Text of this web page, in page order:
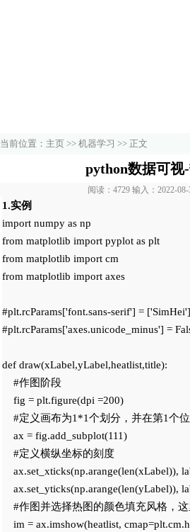
当前位置： 主页 >> 机器学习 >> 正文
python数据可视
阅读：4729 输入：2022-08-
1.实例
import numpy as np
from matplotlib import pyplot as plt
from matplotlib import cm
from matplotlib import axes
#plt.rcParams['font.sans-serif'] =
#plt.rcParams['axes.unicode_minus'] =
def draw(xLabel,yLabel,heatlist,title):
    #作图阶段
    fig = plt.figure(dpi =200)
#定义画布为1*1个划分，并在第1个
    ax = fig.add_subplot(111)
    #定义横纵坐标的刻度
ax.set_xticks(np.arange(len(xLabel)),
ax.set_yticks(np.arange(len(yLabel)),
#作图并选择热图的颜色填充风格，
im = ax.imshow(heatlist,